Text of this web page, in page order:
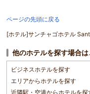
ページの先頭に戻る
[ホテル]サンチャゴホテル
他のホテルを探す場合は
ビジネスホテルを探す
エリアからホテルを探す
近隣駅・空港からホテルを探